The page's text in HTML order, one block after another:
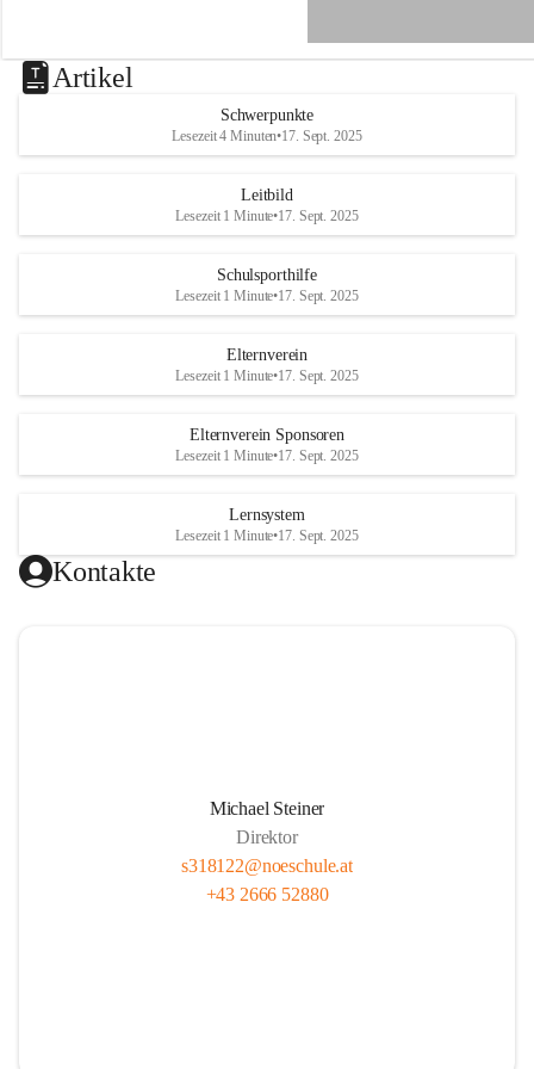
u
a
e
x
Artikel
Schwerpunkte
Lesezeit 4 Minuten•17. Sept. 2025
Leitbild
Lesezeit 1 Minute•17. Sept. 2025
Schulsporthilfe
Lesezeit 1 Minute•17. Sept. 2025
Elternverein
Lesezeit 1 Minute•17. Sept. 2025
Elternverein Sponsoren
Lesezeit 1 Minute•17. Sept. 2025
Lernsystem
Lesezeit 1 Minute•17. Sept. 2025
Kontakte
Michael Steiner
Direktor
s318122@noeschule.at
+43 2666 52880